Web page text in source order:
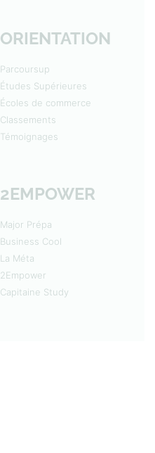
ORIENTATION
Parcoursup
Études Supérieures
Écoles de commerce
Classements
Témoignages
2EMPOWER
Major Prépa
Business Cool
La Méta
2Empower
Capitaine Study